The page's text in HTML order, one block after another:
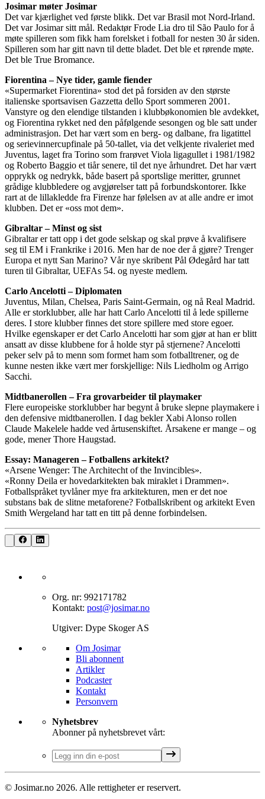
Josimar møter Josimar
Det var kjærlighet ved første blikk. Det var Brasil mot Nord-Irland.
Det var Josimar sitt mål. Redaktør Frode Lia dro til São Paulo for å
møte spilleren som fikk ham forelsket i fotball for nesten 30 år siden.
Spilleren som har gitt navn til dette bladet. Det ble et rørende møte.
Det ble True Bromance.
Fiorentina – Nye tider, gamle fiender
«Supermarket Fiorentina» stod det på forsiden av den største
italienske sportsavisen Gazzetta dello Sport sommeren 2001.
Vanstyre og den elendige tilstanden i klubbøkonomien ble avdekket,
og Fiorentina rykket ned den påfølgende sesongen og ble satt under
administrasjon. Det har vært som en berg- og dalbane, fra ligatittel
og serievinnercupfinale på 50-tallet, via det velkjente rivaleriet med
Juventus, laget fra Torino som frarøvet Viola ligagullet i 1981/1982
og Roberto Baggio et tiår senere, til det nye århundret. Det har vært
opprykk og nedrykk, både basert på sportslige meritter, grunnet
grådige klubbledere og avgjørelser tatt på forbundskontorer. Ikke
rart at de lillakledde fra Firenze har følelsen av at alle andre er imot
klubben. Det er «oss mot dem».
Gibraltar – Minst og sist
Gibraltar er tatt opp i det gode selskap og skal prøve å kvalifisere
seg til EM i Frankrike i 2016. Men har de noe der å gjøre? Trenger
Europa et nytt San Marino? Vår nye skribent Pål Ødegård har tatt
turen til Gibraltar, UEFAs 54. og nyeste medlem.
Carlo Ancelotti – Diplomaten
Juventus, Milan, Chelsea, Paris Saint-Germain, og nå Real Madrid.
Alle er storklubber, alle har hatt Carlo Ancelotti til å lede spillerne
deres. I store klubber finnes det store spillere med store egoer.
Hvilke egenskaper er det Carlo Ancelotti har som gjør at han er blitt
ansatt av disse klubbene for å holde styr på stjernene? Ancelotti
peker selv på to menn som formet ham som fotballtrener, og de
kunne nesten ikke vært mer forskjellige: Nils Liedholm og Arrigo
Sacchi.
Midtbanerollen – Fra grovarbeider til playmaker
Flere europeiske storklubber har begynt å bruke slepne playmakere i
den defensive midtbanerollen. I dag bekler Xabi Alonso rollen
Claude Makelele hadde ved årtusenskiftet. Årsakene er mange – og
gode, mener Thore Haugstad.
Essay: Manageren – Fotballens arkitekt?
«Arsene Wenger: The Architecht of the Invincibles».
«Ronny Deila er hovedarkitekten bak miraklet i Drammen».
Fotballspråket tyvlåner mye fra arkitekturen, men er det noe
substans bak de slitne metaforene? Fotballskribent og arkitekt Even
Smith Wergeland har tatt en titt på denne forbindelsen.
Org. nr: 992171782
Kontakt: post@josimar.no
Utgiver: Dype Skoger AS
Om J‌osimar ‍ ​‍​‍‌‍
Bli abonnent​​​​‌ ‍ ​‍​‍‌‍ ‌ ​‍‌‍‍‌‌‍‌ ‌‍‍‌‌‍ ‍​‍​‍​ ‍‍​‍​‍‌ ​ ‌‍​‌‌‍ ‍‌‍‍‌‌ ‌​‌ ‍‌​‍ ‍‌‍‍‌‌‍ ​‍​‍​‍ ​​‍​‍‌‍‍​‌ ​‍‌‍‌‌‌‍‌‍​‍​‍​ ‍‍​‍​‍‌‍‍​‌ ‌​‌ ‌​‌ ​​‌ ​ ​ ‍‍​‍ ​‍ ‌‍‌‌‌‍‌​‌‍‍‌‌ ‌​​‍ ‍‌‍‍‌‌‍‌​‌‍​‌‌‍‌ ‌ ​‍‌‍​‌‌‍ ‍‌‍‍‍‌‍​‌‌‍ ‍‌ ​ ‌‍‌‌‌‍ ‍​‍ ‍‌‍​ ‌‍ ‌‍ ‌​‍ ‌‍‍‌‌‍ ‍‌ ‌​‌‍‌‌‌‍ ‍‌ ‌​​‍ ‌‍‌‌‌‍‌​‌‍‍‌‌ ‌​​‍ ‌‍ ‌‌‍ ‌‍‌​‌‍‌‌​ ‌‌ ​​‌ ​‍‌‍‌‌‌ ​ ‌‍‌‌‌‍ ‍‌ ‌​‌‍​‌‌ ‌​‌‍‍‌‌‍ ‌‍ ‍​ ‍ ‌‍‍‌‌‍‌​​ ‌‌‍‌‍‌‍ ‌‍ ‌ ‌​‌‍‌‌‌ ​‍​ ‍ ‌ ‌​‌ ‍‌‌ ​​‌‍‌‌​ ‌‌‍‌‍‌‍ ‌‍ ‌ ‌​‌‍‌‌‌ ​‍​ ‍ ‌ ​​‌‍​‌‌ ‌​‌‍‍​​ ‌‌‍​ ‌‍ ‌‍ ​‌ ‌‌‌‍ ‌‌‍ ‍‌ ​ ​‍‌‌​ ‌‌‌​​‍‌‌ ‌‍‍ ‌‍‌‌‌ ‍‌​‍‌‌​ ​ ‌​‌​​‍‌‌​ ​ ‌​‌​​‍‌‌​ ​‍​ ​‍‌‍​‍​ ‍‌‌‍​ ‌‍‌‍‌‍​ ​ ​‌​ ‌​‌‍​‍‌‍‌‍​ ‍​​ ‌‌‌‍​‍​‍‌‌​ ​‍​ ​‍​‍‌‌​ ‌‌‌​‌​​‍ ‍‌‍​ ‌‍ ‌‍ ​‌ ‌‌‌‍ ‌‌‍ ‍‌​‍‌‌ ‌​‌‍‌‌‌‍ ‌‌ ​ ​‍‌‌​ ‌‌‌​​‍‌‌ ‌‍‍ ‌‍‌‌‌ ‍‌​‍‌‌​ ​ ‌​‌​​‍‌‌​ ​ ‌​‌​​‍‌‌​ ​‍​ ​‍‌‍​‌‌‍‌‍​ ‌‍​ ‌​‌‍‌‌​ ‍‌‌‍‌​‌‍​‍​ ‌ ‌‍​‌​ ‌ ​ ​​​‍‌‌​ ​‍​ ​‍​‍‌‌​ ‌‌‌​‌​​‍ ‍‌‍‍‌‌ ‌​‌‍‌‌‌‍ ‌‌ ​ ​‍‌‌​ ‌‌‌​​‍‌‌ ‌‍‍ ‌‍‌‌‌ ‍‌​‍‌‌​ ​ ‌​‌​​‍‌‌​ ​ ‌​‌​​‍‌‌​ ​‍​ ​‍‌‍‌‌‌‍​‌‌‍‌‌​ ‌‍‌‍​‍‌‍‌‌‌‍‌‌‌‍‌‍‌‍​‍​ ‍​​ ​ ​ ​ ​‍‌‌​ ​‍​ ​‍​‍‌‌​ ‌‌‌​‌​​‍ ‍‌‍ ​‌‍​‌‌‍​‍‌‍‌‌‌‍ ​​ ‌‍​‍‌‍​‌‌ ​ ‌‍‌‌‌‌‌‌‌ ​‍‌‍ ​​ ‌‌‍‍​‌ ‌​‌ ‌​‌ ​​‌ ​ ​‍‌‌​ ​ ‌​​‌​‍‌‌​ ​‍‌​‌‍​‍‌‌​ ​‍‌​‌‍‌‍‌‌‌‍‌​‌‍‍‌‌ ‌​​‍ ‍‌‍‍‌‌‍‌​‌‍​‌‌‍‌ ‌ ​‍‌‍​‌‌‍ ‍‌‍‍‍‌‍​‌‌‍ ‍‌ ​ ‌‍‌‌‌‍ ‍​‍ ‍‌‍​ ‌‍ ‌‍ ‌​‍‌‍‌‍‍‌‌‍‌​​ ‌‌‍‌‍‌‍ ‌‍ ‌ ‌​‌‍‌‌‌ ​‍​‍‌‍‌ ‌​‌ ‍‌‌ ​​‌‍‌‌​ ‌‌‍‌‍‌‍ ‌‍ ‌ ‌​‌‍‌‌‌ ​‍​‍‌‍‌ ​​‌‍​‌‌ ‌​‌‍‍​​ ‌‌‍​ ‌‍ ‌‍ ​‌ ‌‌‌‍ ‌‌‍ ‍‌ ​ ​‍‌‌​ ‌‌‌​​‍‌‌ ‌‍‍ ‌‍‌‌‌ ‍‌​‍‌‌​ ​ ‌​‌​​‍‌‌​ ​ ‌​‌​​‍‌‌​ ​‍​ ​‍‌‍​‍​ ‍‌‌‍​ ‌‍‌‍‌‍​ ​ ​‌​ ‌​‌‍​‍‌‍‌‍​ ‍​​ ‌‌‌‍​‍​‍‌‌​ ​‍​ ​‍​‍‌‌​ ‌‌‌​‌​​‍ ‍‌‍​ ‌‍ ‌‍ ​‌ ‌‌‌‍ ‌‌‍ ‍‌​‍‌‌ ‌​‌‍‌‌‌‍ ‌‌ ​ ​‍‌‌​ ‌‌‌​​‍‌‌ ‌‍‍ ‌‍‌‌‌ ‍‌​‍‌‌​ ​ ‌​‌​​‍‌‌​ ​ ‌​‌​​‍‌‌​ ​‍​ ​‍‌‍​‌‌‍‌‍​ ‌‍​ ‌​‌‍‌‌​ ‍‌‌‍‌​‌‍​‍​ ‌ ‌‍​‌​ ‌ ​ ​​​‍‌‌​ ​‍​ ​‍​‍‌‌​ ‌‌‌​‌​​‍ ‍‌‍‍‌‌ ‌​‌‍‌‌‌‍ ‌‌ ​ ​‍‌‌​ ‌‌‌​​‍‌‌ ‌‍‍ ‌‍‌‌‌ ‍‌​‍‌‌​ ​ ‌​‌​​‍‌‌​ ​ ‌​‌​​‍‌‌​ ​‍​ ​‍‌‍‌‌‌‍​‌‌‍‌‌​ ‌‍‌‍​‍‌‍‌‌‌‍‌‌‌‍‌‍‌‍​‍​ ‍​​ ​ ​ ​ ​‍‌‌​ ​‍​ ​‍​‍‌‌​ ‌‌‌​‌​​‍ ‍‌‍ ​‌‍​‌‌‍​‍‌‍‌‌‌‍ ​​‍‌‍‌ ​​‌‍‌‌‌ ​‍‌ ​ ‌ ​​‌‍‌‌‌‍​ ‌ ‌​‌‍‍‌‌ ‌‍‌‍‌‌​ ‌‌ ​​‌ ‌‌‌‍​‍‌‍ ​‌‍‍‌‌ ​ ‌‍‍​‌‍‌‌‌‍‌​​‍​‍‌ ‌
Artikler
Podcaster
Kontakt
Personvern​​​​‌ ‍ ​‍​‍‌‍ ‌ ​‍‌‍‍‌‌‍‌ ‌‍‍‌‌‍ ‍​‍​‍​ ‍‍​‍​‍‌ ​ ‌‍​‌‌‍ ‍‌‍‍‌‌ ‌​‌ ‍‌​‍ ‍‌‍‍‌‌‍ ​‍​‍​‍ ​​‍​‍‌‍‍​‌ ​‍‌‍‌‌‌‍‌‍​‍​‍​ ‍‍​‍​‍‌‍‍​‌ ‌​‌ ‌​‌ ​​‌ ​ ​ ‍‍​‍ ​‍ ‌‍‌‌‌‍‌​‌‍‍‌‌ ‌​​‍ ‍‌‍‍‌‌‍‌​‌‍​‌‌‍‌ ‌ ​‍‌‍​‌‌‍ ‍‌‍‍‍‌‍​‌‌‍ ‍‌ ​ ‌‍‌‌‌‍ ‍​‍ ‍‌‍​ ‌‍ ‌‍ ‌​‍ ‌‍‍‌‌‍ ‍‌ ‌​‌‍‌‌‌‍ ‍‌ ‌​​‍ ‌‍‌‌‌‍‌​‌‍‍‌‌ ‌​​‍ ‌‍ ‌‌‍ ‌‍‌​‌‍‌‌​ ‌‌ ​​‌ ​‍‌‍‌‌‌ ​ ‌‍‌‌‌‍ ‍‌ ‌​‌‍​‌‌ ‌​‌‍‍‌‌‍ ‌‍ ‍​ ‍ ‌‍‍‌‌‍‌​​ ‌‌‍‌‍‌‍ ‌‍ ‌ ‌​‌‍‌‌‌ ​‍​ ‍ ‌ ‌​‌ ‍‌‌ ​​‌‍‌‌​ ‌‌‍‌‍‌‍ ‌‍ ‌ ‌​‌‍‌‌‌ ​‍​ ‍ ‌ ​​‌‍​‌‌ ‌​‌‍‍​​ ‌‌‍​ ‌‍ ‌‍ ​‌ ‌‌‌‍ ‌‌‍ ‍‌ ​ ​‍‌‌​ ‌‌‌​​‍‌‌ ‌‍‍ ‌‍‌‌‌ ‍‌​‍‌‌​ ​ ‌​‌​​‍‌‌​ ​ ‌​‌​​‍‌‌​ ​‍​ ​‍‌‍​‍​ ‍‌‌‍​ ‌‍‌‍‌‍​ ​ ​‌​ ‌​‌‍​‍‌‍‌‍​ ‍​​ ‌‌‌‍​‍​‍‌‌​ ​‍​ ​‍​‍‌‌​ ‌‌‌​‌​​‍ ‍‌‍​ ‌‍ ‌‍ ​‌ ‌‌‌‍ ‌‌‍ ‍‌​‍‌‌ ‌​‌‍‌‌‌‍ ‌‌ ​ ​‍‌‌​ ‌‌‌​​‍‌‌ ‌‍‍ ‌‍‌‌‌ ‍‌​‍‌‌​ ​ ‌​‌​​‍‌‌​ ​ ‌​‌​​‍‌‌​ ​‍​ ​‍‌‍​‌‌‍‌‍​ ‌‍​ ‌​‌‍‌‌​ ‍‌‌‍‌​‌‍​‍​ ‌ ‌‍​‌​ ‌ ​ ​​​‍‌‌​ ​‍​ ​‍​‍‌‌​ ‌‌‌​‌​​‍ ‍‌‍‍‌‌ ‌​‌‍‌‌‌‍ ‌‌ ​ ​‍‌‌​ ‌‌‌​​‍‌‌ ‌‍‍ ‌‍‌‌‌ ‍‌​‍‌‌​ ​ ‌​‌​​‍‌‌​ ​ ‌​‌​​‍‌‌​ ​‍​ ​‍​ ‌‌‌‍​ ‌‍‌​​ ​‍​ ‍‌​ ​‍​ ​‌‌‍‌​​ ‌‍‌‍‌‌​ ‌‌​ ‌‍​‍‌‌​ ​‍​ ​‍​‍‌‌​ ‌‌‌​‌​​‍ ‍‌‍ ​‌‍​‌‌‍​‍‌‍‌‌‌‍ ​​ ‌‍​‍‌‍​‌‌ ​ ‌‍‌‌‌‌‌‌‌ ​‍‌‍ ​​ ‌‌‍‍​‌ ‌​‌ ‌​‌ ​​‌ ​ ​‍‌‌​ ​ ‌​​‌​‍‌‌​ ​‍‌​‌‍​‍‌‌​ ​‍‌​‌‍‌‍‌‌‌‍‌​‌‍‍‌‌ ‌​​‍ ‍‌‍‍‌‌‍‌​‌‍​‌‌‍‌ ‌ ​‍‌‍​‌‌‍ ‍‌‍‍‍‌‍​‌‌‍ ‍‌ ​ ‌‍‌‌‌‍ ‍​‍ ‍‌‍​ ‌‍ ‌‍ ‌​‍‌‍‌‍‍‌‌‍‌​​ ‌‌‍‌‍‌‍ ‌‍ ‌ ‌​‌‍‌‌‌ ​‍​‍‌‍‌ ‌​‌ ‍‌‌ ​​‌‍‌‌​ ‌‌‍‌‍‌‍ ‌‍ ‌ ‌​‌‍‌‌‌ ​‍​‍‌‍‌ ​​‌‍​‌‌ ‌​‌‍‍​​ ‌‌‍​ ‌‍ ‌‍ ​‌ ‌‌‌‍ ‌‌‍ ‍‌ ​ ​‍‌‌​ ‌‌‌​​‍‌‌ ‌‍‍ ‌‍‌‌‌ ‍‌​‍‌‌​ ​ ‌​‌​​‍‌‌​ ​ ‌​‌​​‍‌‌​ ​‍​ ​‍‌‍​‍​ ‍‌‌‍​ ‌‍‌‍‌‍​ ​ ​‌​ ‌​‌‍​‍‌‍‌‍​ ‍​​ ‌‌‌‍​‍​‍‌‌​ ​‍​ ​‍​‍‌‌​ ‌‌‌​‌​​‍ ‍‌‍​ ‌‍ ‌‍ ​‌ ‌‌‌‍ ‌‌‍ ‍‌​‍‌‌ ‌​‌‍‌‌‌‍ ‌‌ ​ ​‍‌‌​ ‌‌‌​​‍‌‌ ‌‍‍ ‌‍‌‌‌ ‍‌​‍‌‌​ ​ ‌​‌​​‍‌‌​ ​ ‌​‌​​‍‌‌​ ​‍​ ​‍‌‍​‌‌‍‌‍​ ‌‍​ ‌​‌‍‌‌​ ‍‌‌‍‌​‌‍​‍​ ‌ ‌‍​‌​ ‌ ​ ​​​‍‌‌​ ​‍​ ​‍​‍‌‌​ ‌‌‌​‌​​‍ ‍‌‍‍‌‌ ‌​‌‍‌‌‌‍ ‌‌ ​ ​‍‌‌​ ‌‌‌​​‍‌‌ ‌‍‍ ‌‍‌‌‌ ‍‌​‍‌‌​ ​ ‌​‌​​‍‌‌​ ​ ‌​‌​​‍‌‌​ ​‍​ ​‍​ ‌‌‌‍​ ‌‍‌​​ ​‍​ ‍‌​ ​‍​ ​‌‌‍‌​​ ‌‍‌‍‌‌​ ‌‌​ ‌‍​‍‌‌​ ​‍​ ​‍​‍‌‌​ ‌‌‌​‌​​‍ ‍‌‍ ​‌‍​‌‌‍​‍‌‍‌‌‌‍ ​​‍‌‍‌ ​​‌‍‌‌‌ ​‍‌ ​ ‌ ​​‌‍‌‌‌‍​ ‌ ‌​‌‍‍‌‌ ‌‍‌‍‌‌​ ‌‌ ​​‌ ‌‌‌‍​‍‌‍ ​‌‍‍‌‌ ​ ‌‍‍​‌‍‌‌‌‍‌​​‍​‍‌ ‌
Nyhetsbrev
Abonner på nyhetsbrevet vårt:
© Josimar.no 2026. Alle rettigheter er reservert.